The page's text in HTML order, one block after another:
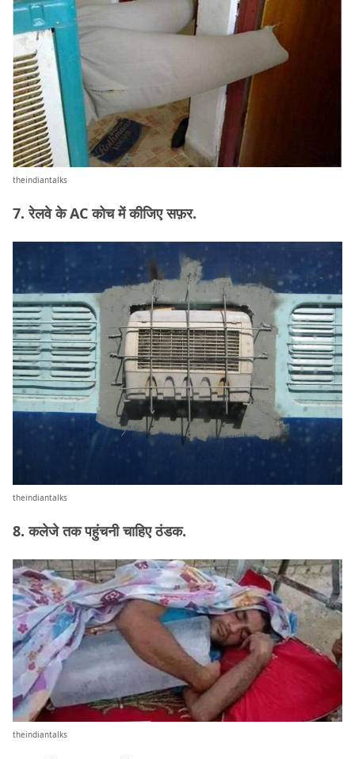
theindiantalks
7. रेलवे के AC कोच में कीजिए सफ़र.
theindiantalks
8. कलेजे तक पहुंचनी चाहिए ठंडक.
theindiantalks